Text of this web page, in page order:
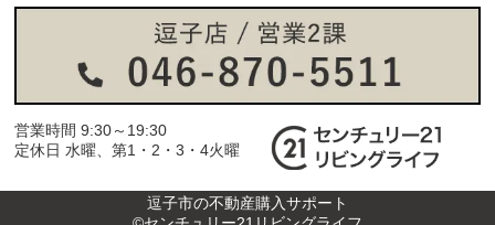
営業時間 9:30～19:30
定休日 水曜、第1・2・3・4火曜
逗子市の不動産購入サポート